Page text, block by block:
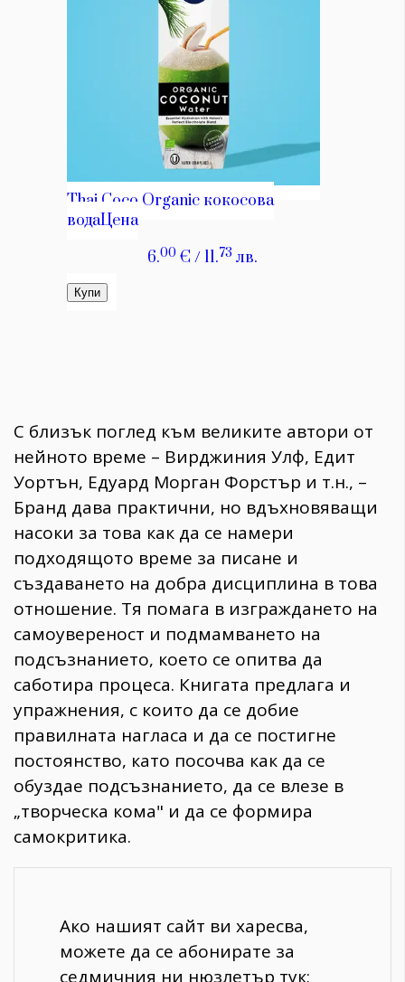
С близък поглед към великите автори от
нейното време – Вирджиния Улф, Едит
Уортън, Едуард Морган Форстър и т.н., –
Бранд дава практични, но вдъхновяващи
насоки за това как да се намери
подходящото време за писане и
създаването на добра дисциплина в това
отношение. Тя помага в изграждането на
самоувереност и подмамването на
подсъзнанието, което се опитва да
саботира процеса. Книгата предлага и
упражнения, с които да се добие
правилната нагласа и да се постигне
постоянство, като посочва как да се
обуздае подсъзнанието, да се влезе в
„творческа кома" и да се формира
самокритика.
Ако нашият сайт ви харесва,
можете да се абонирате за
седмичния ни нюзлетър тук: